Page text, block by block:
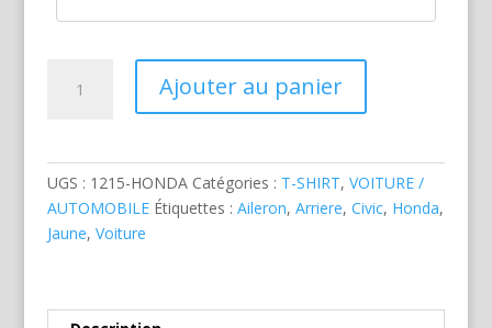
Ajouter au panier
UGS : 1215-HONDA Catégories : T-SHIRT, VOITURE /
AUTOMOBILE Étiquettes : Aileron, Arriere, Civic, Honda,
Jaune, Voiture